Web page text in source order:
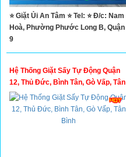
⭐ Giặt Ủi An Tâm ⭐ Tel: ⭐ Đ/c: Nam
Hoà, Phường Phước Long B, Quận
9
Hệ Thống Giặt Sấy Tự Động Quận
12, Thủ Đức, Bình Tân, Gò Vấp, Tân
Bình